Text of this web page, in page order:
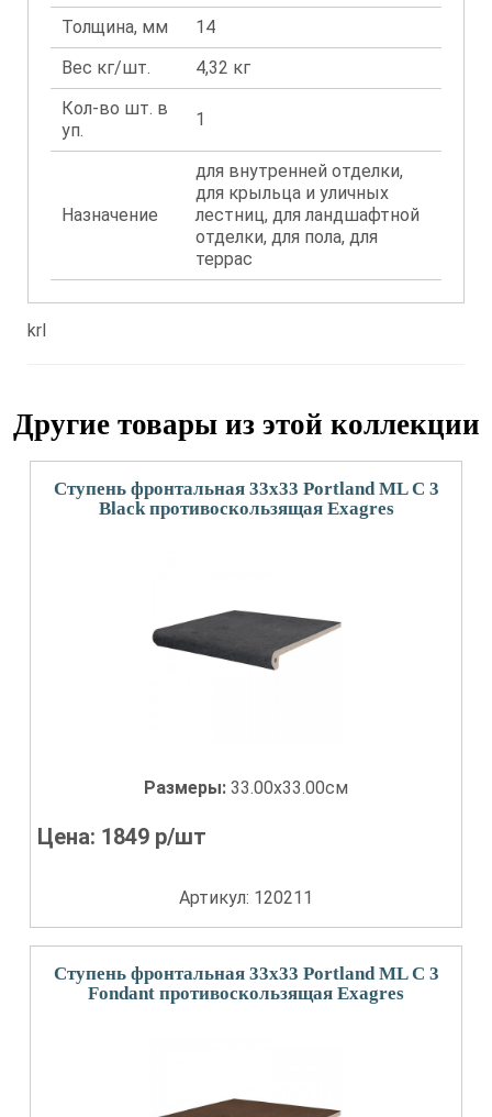
Толщина, мм
14
Вес кг/шт.
4,32 кг
Кол-во шт. в
уп.
1
Назначение
для внутренней отделки,
для крыльца и уличных
лестниц, для ландшафтной
отделки, для пола, для
террас
krl
Другие товары из этой коллекции
Ступень фронтальная 33x33 Portland ML С 3
Black противоскользящая Exagres
Размеры: 33.00x33.00см
Цена: 1849 р/шт
Артикул: 120211
Ступень фронтальная 33x33 Portland ML С 3
Fondant противоскользящая Exagres